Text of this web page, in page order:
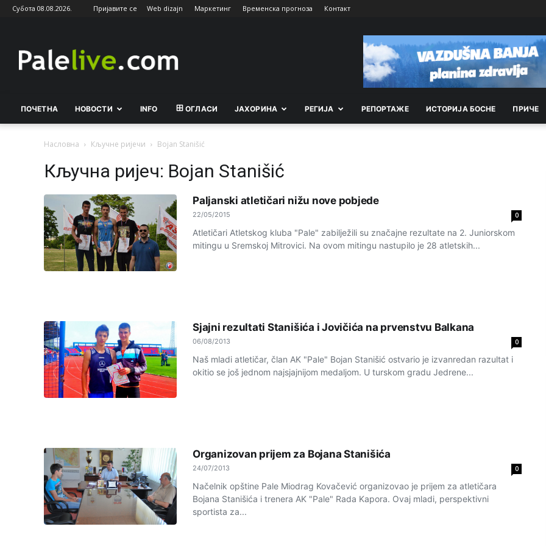
Субота 08.08.2026. Пријавите се Web dizajn Маркетинг Временска прогноза Контакт
ПОЧЕТНА НОВОСТИ INFO ОГЛАСИ ЈАХОРИНА РEГИЈА РEПОРТАЖE ИСТОРИЈА БОСНЕ ПРИЧЕ
Насловна Кључне ријечи Bojan Stanišić
Кључна ријеч: Bojan Stanišić
Paljanski atletičari nižu nove pobjede
22/05/2015 0
Atletičari Atletskog kluba "Pale" zabilježili su značajne rezultate na 2. Juniorskom
mitingu u Sremskoj Mitrovici. Na ovom mitingu nastupilo je 28 atletskih...
Sjajni rezultati Stanišića i Jovičića na prvenstvu Balkana
06/08/2013 0
Naš mladi atletičar, član AK "Pale" Bojan Stanišić ostvario je izvanredan razultat i
okitio se još jednom najsjajnijom medaljom. U turskom gradu Jedrene...
Organizovan prijem za Bojana Stanišića
24/07/2013 0
Načelnik opštine Pale Miodrag Kovačević organizovao je prijem za atletičara
Bojana Stanišića i trenera AK "Pale" Rada Kapora. Ovaj mladi, perspektivni
sportista za...